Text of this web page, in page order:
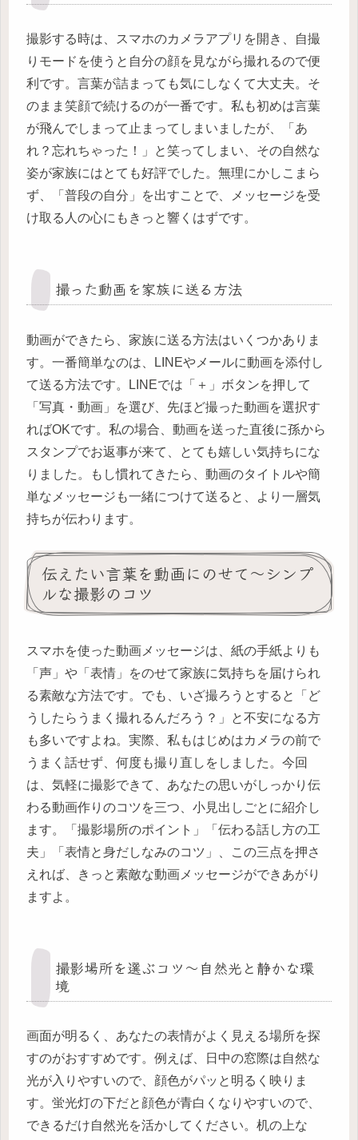
撮影する時は、スマホのカメラアプリを開き、自撮
りモードを使うと自分の顔を見ながら撮れるので便
利です。言葉が詰まっても気にしなくて大丈夫。そ
のまま笑顔で続けるのが一番です。私も初めは言葉
が飛んでしまって止まってしまいましたが、「あ
れ？忘れちゃった！」と笑ってしまい、その自然な
姿が家族にはとても好評でした。無理にかしこまら
ず、「普段の自分」を出すことで、メッセージを受
け取る人の心にもきっと響くはずです。
撮った動画を家族に送る方法
動画ができたら、家族に送る方法はいくつかありま
す。一番簡単なのは、LINEやメールに動画を添付し
て送る方法です。LINEでは「＋」ボタンを押して
「写真・動画」を選び、先ほど撮った動画を選択す
ればOKです。私の場合、動画を送った直後に孫から
スタンプでお返事が来て、とても嬉しい気持ちにな
りました。もし慣れてきたら、動画のタイトルや簡
単なメッセージも一緒につけて送ると、より一層気
持ちが伝わります。
伝えたい言葉を動画にのせて〜シンプ
ルな撮影のコツ
スマホを使った動画メッセージは、紙の手紙よりも
「声」や「表情」をのせて家族に気持ちを届けられ
る素敵な方法です。でも、いざ撮ろうとすると「ど
うしたらうまく撮れるんだろう？」と不安になる方
も多いですよね。実際、私もはじめはカメラの前で
うまく話せず、何度も撮り直しをしました。今回
は、気軽に撮影できて、あなたの思いがしっかり伝
わる動画作りのコツを三つ、小見出しごとに紹介し
ます。「撮影場所のポイント」「伝わる話し方の工
夫」「表情と身だしなみのコツ」、この三点を押さ
えれば、きっと素敵な動画メッセージができあがり
ますよ。
撮影場所を選ぶコツ〜自然光と静かな環
境
画面が明るく、あなたの表情がよく見える場所を探
すのがおすすめです。例えば、日中の窓際は自然な
光が入りやすいので、顔色がパッと明るく映りま
す。蛍光灯の下だと顔色が青白くなりやすいので、
できるだけ自然光を活かしてください。机の上な